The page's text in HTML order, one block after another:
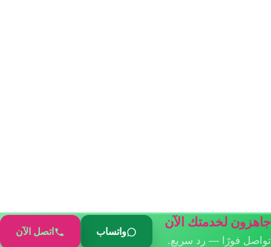
جاهزون لخدمتك الآن
تواصل فورًا — رد سريع.
واتساب اتصل الآن